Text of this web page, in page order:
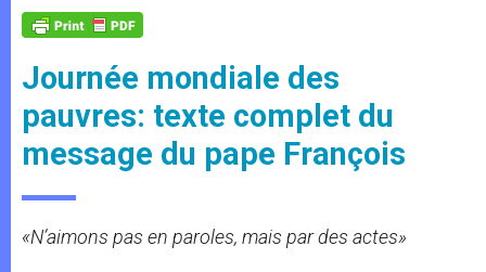
p
p
g
e
o
k
Journée mondiale des
pauvres: texte complet du
message du pape François
«N’aimons pas en paroles, mais par des actes»